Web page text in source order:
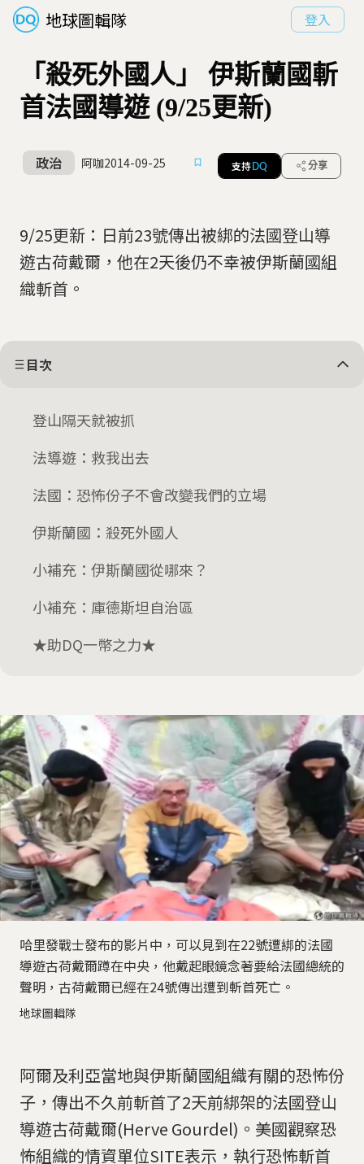
地球圖輯隊 登入
「殺死外國人」 伊斯蘭國斬
首法國導遊 (9/25更新)
政治 阿咖2014-09-25 支持 DQ 分享
9/25更新：日前23號傳出被綁的法國登山導
遊古荷戴爾，他在2天後仍不幸被伊斯蘭國組
織斬首。
目次
登山隔天就被抓
法導遊：救我出去
法國：恐怖份子不會改變我們的立場
伊斯蘭國：殺死外國人
小補充：伊斯蘭國從哪來？
小補充：庫德斯坦自治區
★助DQ一幣之力★
哈里發戰士發布的影片中，可以見到在22號遭綁的法國
導遊古荷戴爾蹲在中央，他戴起眼鏡念著要給法國總統的
聲明，古荷戴爾已經在24號傳出遭到斬首死亡。
地球圖輯隊
阿爾及利亞當地與伊斯蘭國組織有關的恐怖份
子，傳出不久前斬首了2天前綁架的法國登山
導遊古荷戴爾(Herve Gourdel)。美國觀察恐
怖組織的情資單位SITE表示，執行恐怖斬首